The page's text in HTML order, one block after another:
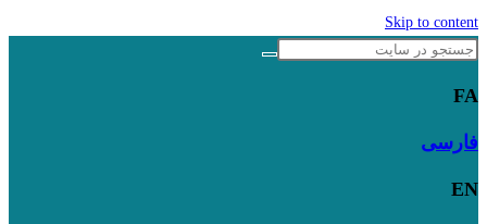
Skip to content
FA
فارسی
EN